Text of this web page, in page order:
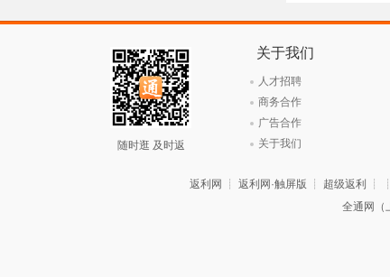
随时逛 及时返
关于我们
人才招聘
商务合作
广告合作
关于我们
返利网 ┊ 返利网·触屏版 ┊ 超级返利 ┊ ┊
全通网（